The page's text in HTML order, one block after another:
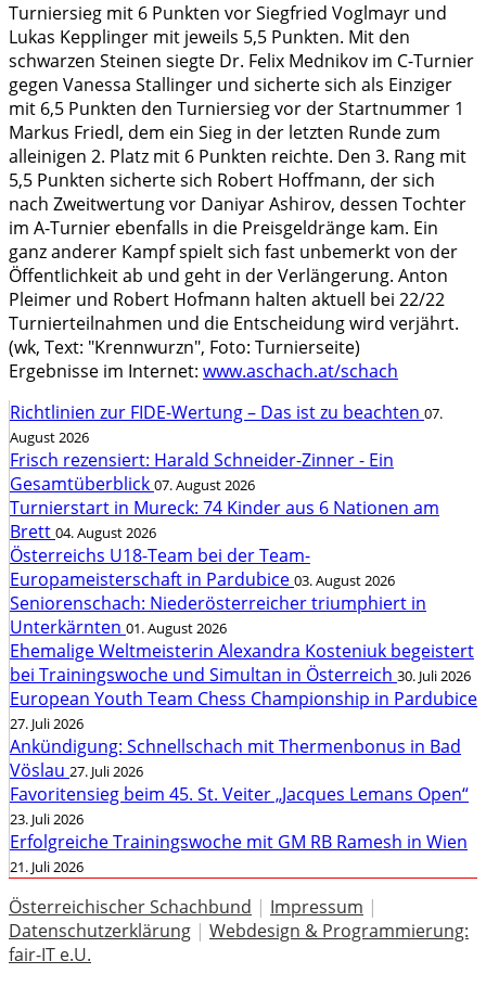
Turniersieg mit 6 Punkten vor Siegfried Voglmayr und
Lukas Kepplinger mit jeweils 5,5 Punkten. Mit den
schwarzen Steinen siegte Dr. Felix Mednikov im C-Turnier
gegen Vanessa Stallinger und sicherte sich als Einziger
mit 6,5 Punkten den Turniersieg vor der Startnummer 1
Markus Friedl, dem ein Sieg in der letzten Runde zum
alleinigen 2. Platz mit 6 Punkten reichte. Den 3. Rang mit
5,5 Punkten sicherte sich Robert Hoffmann, der sich
nach Zweitwertung vor Daniyar Ashirov, dessen Tochter
im A-Turnier ebenfalls in die Preisgeldränge kam. Ein
ganz anderer Kampf spielt sich fast unbemerkt von der
Öffentlichkeit ab und geht in der Verlängerung. Anton
Pleimer und Robert Hofmann halten aktuell bei 22/22
Turnierteilnahmen und die Entscheidung wird verjährt.
(wk, Text: "Krennwurzn", Foto: Turnierseite)
Ergebnisse im Internet: www.aschach.at/schach
Richtlinien zur FIDE-Wertung – Das ist zu beachten 07.
August 2026
Frisch rezensiert: Harald Schneider-Zinner - Ein
Gesamtüberblick 07. August 2026
Turnierstart in Mureck: 74 Kinder aus 6 Nationen am
Brett 04. August 2026
Österreichs U18-Team bei der Team-
Europameisterschaft in Pardubice 03. August 2026
Seniorenschach: Niederösterreicher triumphiert in
Unterkärnten 01. August 2026
Ehemalige Weltmeisterin Alexandra Kosteniuk begeistert
bei Trainingswoche und Simultan in Österreich 30. Juli 2026
European Youth Team Chess Championship in Pardubice
27. Juli 2026
Ankündigung: Schnellschach mit Thermenbonus in Bad
Vöslau 27. Juli 2026
Favoritensieg beim 45. St. Veiter „Jacques Lemans Open“
23. Juli 2026
Erfolgreiche Trainingswoche mit GM RB Ramesh in Wien
21. Juli 2026
Österreichischer Schachbund | Impressum |
Datenschutzerklärung | Webdesign & Programmierung:
fair-IT e.U.